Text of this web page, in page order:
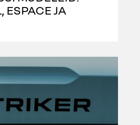
ESPACE JA